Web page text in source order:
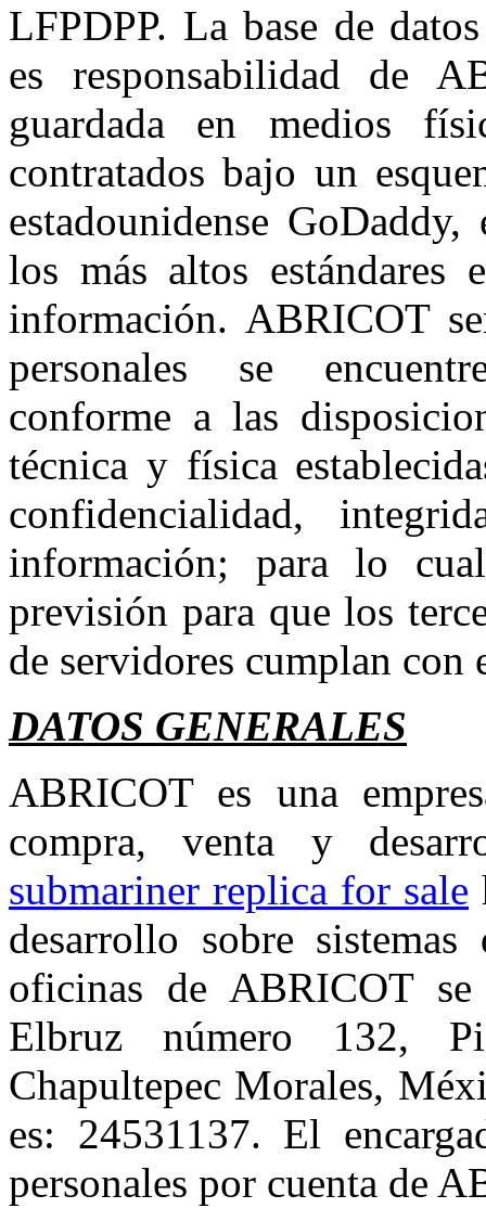
LFPDPP. La base de
es responsabilidad de
guardada en medios
contratados bajo un
estadounidense
los más altos estándares
información. ABRICOT
personales se
conforme a las
técnica y física
confidencialidad,
información; para lo
previsión para que los
de servidores cumplan
DATOS GENERALES
ABRICOT es una
compra, venta y
submariner replica for sale
desarrollo sobre
oficinas de ABRICOT se
Elbruz número 132,
Chapultepec Morales,
es: 24531137. El
personales por cuenta de